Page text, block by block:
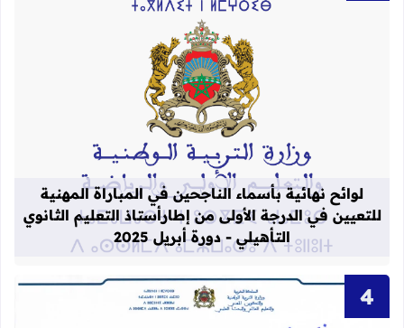
قراءة المزيد عن لوائح نهائية بأسماء
لوائح نهائية بأسماء الناجحين في المباراة المهنية
للتعيين في الدرجة الأولى من إطارأستاذ التعليم الثانوي
التأهيلي - دورة أبريل 2025